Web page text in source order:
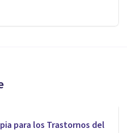
para los Trastornos del